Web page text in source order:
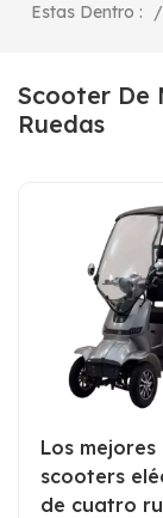
Estas Dentro : /
Scooter De
Ruedas
Los mejores
scooters
de cuatro